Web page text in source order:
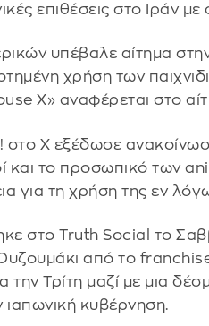
επιθέσεις στο Ιράν με
υπέβαλε αίτημα
χρήση των
X» αναφέρεται στο
X εξέδωσε
και το προσωπικό των
για τη χρήση της εν λόγω
στο Truth Social το
από το
Τρίτη μαζί με μια
κυβέρνηση.